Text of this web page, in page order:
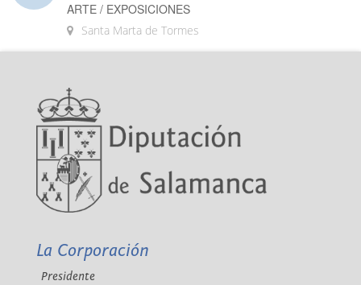
ARTE / EXPOSICIONES
Santa Marta de Tormes
La Corporación
Presidente